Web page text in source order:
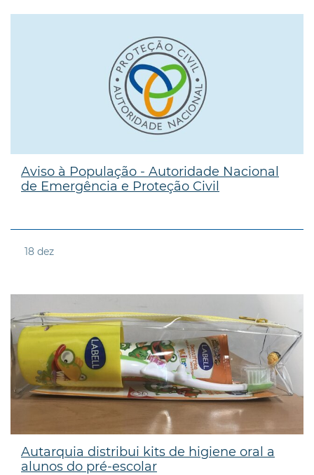
Aviso à População - Autoridade Nacional
de Emergência e Proteção Civil
18 dez
Autarquia distribui kits de higiene oral a
alunos do pré-escolar